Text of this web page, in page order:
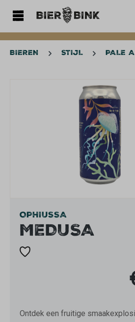
BIEREN STIJL PALE
Afbeeldingengalerij overslaan
OPHIUSSA
MEDUSA
Ontdek een fruitige